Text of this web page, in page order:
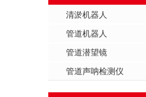
清淤机器人
管道机器人
管道潜望镜
管道声呐检测仪